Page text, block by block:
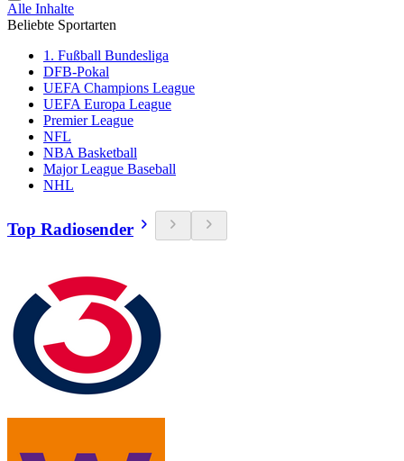
Alle Inhalte
Beliebte Sportarten
1. Fußball Bundesliga
DFB-Pokal
UEFA Champions League
UEFA Europa League
Premier League
NFL
NBA Basketball
Major League Baseball
NHL
Top Radiosender